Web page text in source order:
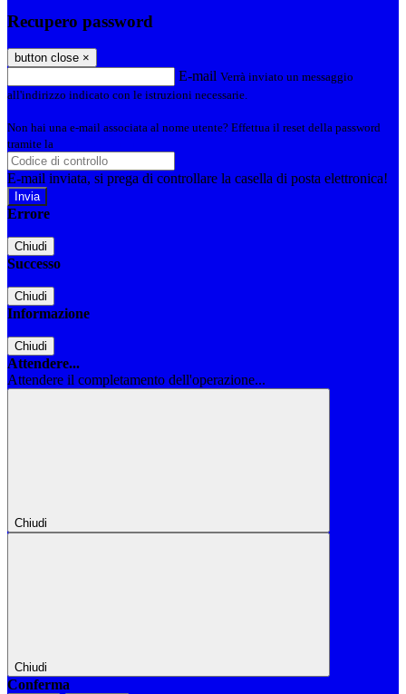
Recupero password
button close ×
E-mail Verrà inviato un messaggio
all'indirizzo indicato con le istruzioni necessarie.
Non hai una e-mail associata al nome utente? Effettua il reset della password
tramite la
E-mail inviata, si prega di controllare la casella di posta elettronica!
Errore
Chiudi
Successo
Chiudi
Informazione
Chiudi
Attendere...
Attendere il completamento dell'operazione...
Chiudi
Chiudi
Conferma